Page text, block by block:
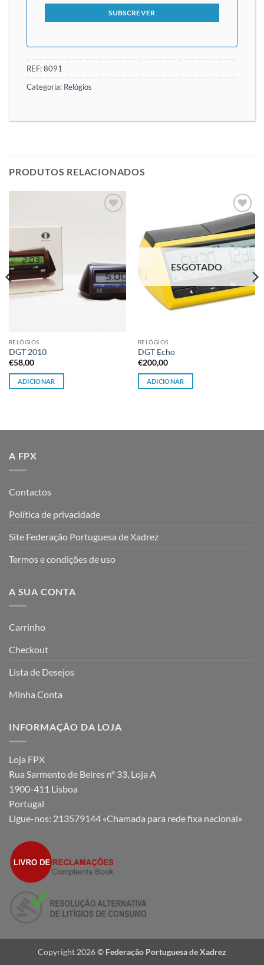
REF:8091
Categoria: Relógios
PRODUTOS RELACIONADOS
RELÓGIOS
DGT 2010
€58,00
ADICIONAR
Adicionar
à lista de
desejos
ESGOTADO
RELÓGIOS
DGT Echo
€200,00
ADICIONAR
A FPX
Contactos
Política de privacidade
Site Federação Portuguesa de Xadrez
Termos e condições de uso
A SUA CONTA
Carrinho
Checkout
Lista de Desejos
Minha Conta
INFORMAÇÃO DA LOJA
Loja FPX
Rua Sarmento de Beires nº 33, Loja A
1900-411 Lisboa
Portugal
Ligue-nos: 213579144 «Chamada para rede fixa nacional»
Copyright 2026 © Federação Portuguesa de Xadrez